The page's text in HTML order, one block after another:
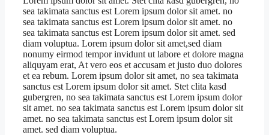
sea takimata sanctus est Lorem ipsum dolor sit amet. no
sea takimata sanctus est Lorem ipsum dolor sit amet. no
sea takimata sanctus est Lorem ipsum dolor sit amet. sed
diam voluptua. Lorem ipsum dolor sit amet,sed diam
nonumy eirmod tempor invidunt ut labore et dolore magna
aliquyam erat, At vero eos et accusam et justo duo dolores
et ea rebum. Lorem ipsum dolor sit amet, no sea takimata
sanctus est Lorem ipsum dolor sit amet. Stet clita kasd
gubergren, no sea takimata sanctus est Lorem ipsum dolor
sit amet. no sea takimata sanctus est Lorem ipsum dolor sit
amet. no sea takimata sanctus est Lorem ipsum dolor sit
amet. sed diam voluptua.